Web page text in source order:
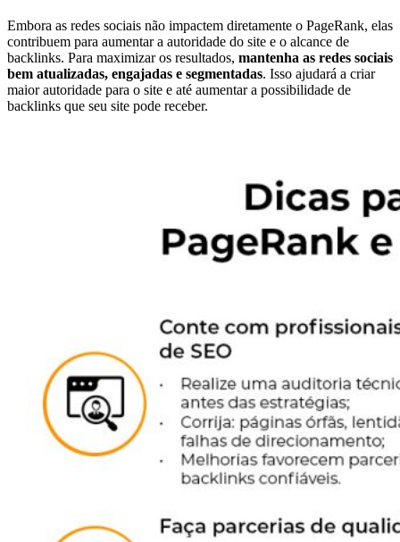
Embora as redes sociais não impactem diretamente o PageRank, elas
contribuem para aumentar a autoridade do site e o alcance de
backlinks. Para maximizar os resultados, mantenha as redes sociais
bem atualizadas, engajadas e segmentadas. Isso ajudará a criar
maior autoridade para o site e até aumentar a possibilidade de
backlinks que seu site pode receber.